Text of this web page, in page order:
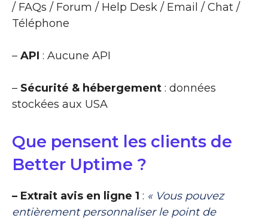
/ FAQs / Forum / Help Desk / Email / Chat /
Téléphone
– API : Aucune API
– Sécurité & hébergement : données
stockées aux USA
Que pensent les clients de
Better Uptime ?
– Extrait avis en ligne 1 : « Vous pouvez
entièrement personnaliser le point de